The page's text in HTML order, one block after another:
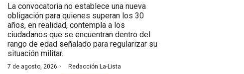
La convocatoria no establece una nueva
obligación para quienes superan los 30
años, en realidad, contempla a los
ciudadanos que se encuentran dentro del
rango de edad señalado para regularizar su
situación militar.
7 de agosto, 2026 · Redacción La-Lista